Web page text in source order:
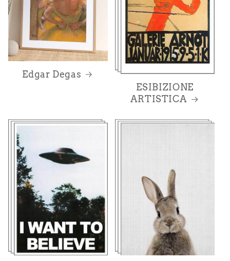
Edgar Degas
ESIBIZIONE
ARTISTICA